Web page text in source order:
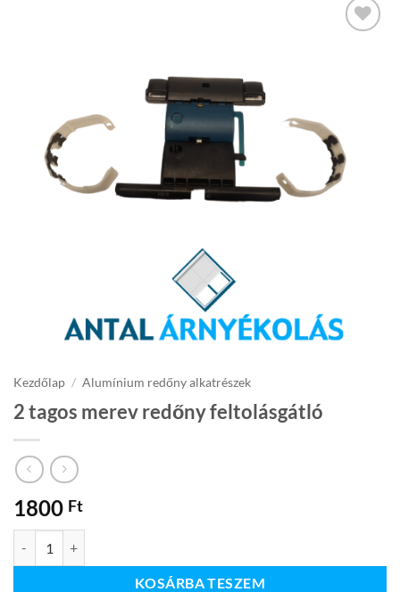
Kezdőlap / Alumínium redőny alkatrészek
2 tagos merev redőny feltolásgátló
1800 Ft
KOSÁRBA TESZEM